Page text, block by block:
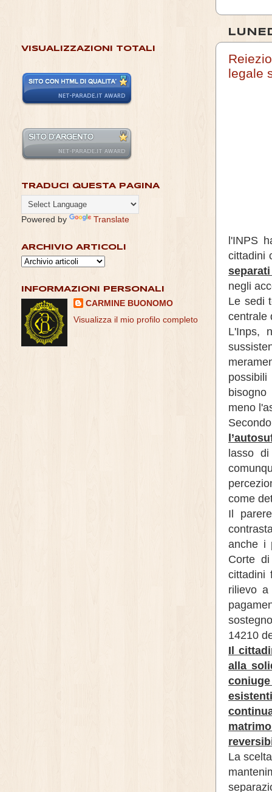
legale
l'INPS
cittadini
negli
Le sedi
centrale
L'Inps,
meno
lasso di
come
Il
anche i
Corte
cittadini
rilievo
14210
Il
alla
La
VISUALIZZAZIONI TOTALI
TRADUCI QUESTA PAGINA
Powered by Translate
ARCHIVIO ARTICOLI
INFORMAZIONI PERSONALI
CARMINE BUONOMO
Visualizza il mio profilo completo